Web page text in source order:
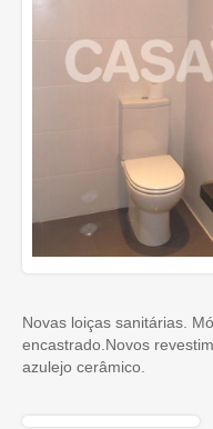
Novas loiças sanitárias.
encastrado.Novos
azulejo cerâmico.